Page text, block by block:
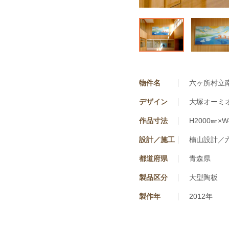
物件名 六ヶ所村立
デザイン 大塚オーミ
作品寸法 H2000㎜
設計／施工 楠山設計／
都道府県 青森県
製品区分 大型陶板
製作年 2012年